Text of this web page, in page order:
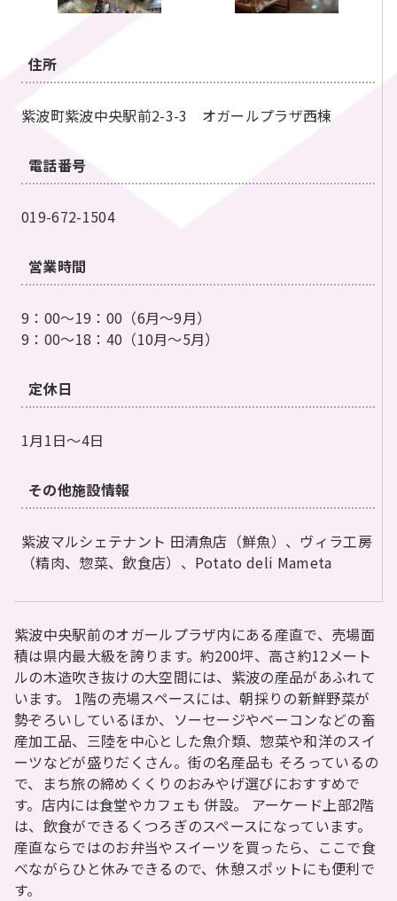
住所
紫波町紫波中央駅前2-3-3 オガールプラザ西棟
電話番号
019-672-1504
営業時間
9：00～19：00（6月～9月）
9：00～18：40（10月～5月）
定休日
1月1日～4日
その他施設情報
紫波マルシェテナント 田清魚店（鮮魚）、ヴィラ工房
（精肉、惣菜、飲食店）、Potato deli Mameta
紫波中央駅前のオガールプラザ内にある産直で、売場面
積は県内最大級を誇ります。約200坪、高さ約12メート
ルの木造吹き抜けの大空間には、紫波の産品があふれて
います。 1階の売場スペースには、朝採りの新鮮野菜が
勢ぞろいしているほか、ソーセージやベーコンなどの畜
産加工品、三陸を中心とした魚介類、惣菜や和洋のスイ
ーツなどが盛りだくさん。街の名産品も そろっているの
で、まち旅の締めくくりのおみやげ選びにおすすめで
す。店内には食堂やカフェも 併設。 アーケード上部2階
は、飲食ができるくつろぎのスペースになっています。
産直ならではのお弁当やスイーツを買ったら、ここで食
べながらひと休みできるので、休憩スポットにも便利で
す。